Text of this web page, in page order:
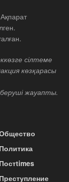
сілтеме
көзқарасы
жауапты.
Политика
Постtimes
Преступление